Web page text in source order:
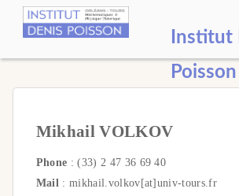
Institut
Poisson
Mikhail VOLKOV
Phone : (33) 2 47 36 69 40
Mail : mikhail.volkov[at]univ-tours.fr